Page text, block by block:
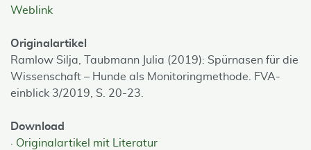
Weblink
Originalartikel
Ramlow Silja, Taubmann Julia (2019): Spürnasen für die
Wissenschaft – Hunde als Monitoringmethode. FVA-
einblick 3/2019, S. 20-23.
Download
Originalartikel mit Literatur